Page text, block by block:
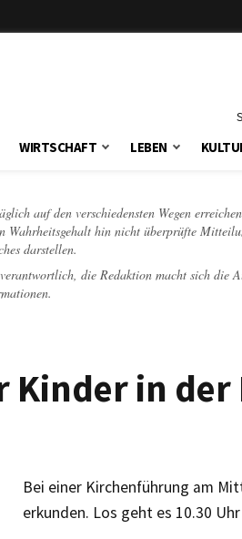
WIRTSCHAFT LEBEN
auf den verschiedensten Wegen
hin nicht überprüfte
darstellen.
die Redaktion macht sich die
Kinder in
Bei einer Kirchenführung am
erkunden. Los geht es 10.30